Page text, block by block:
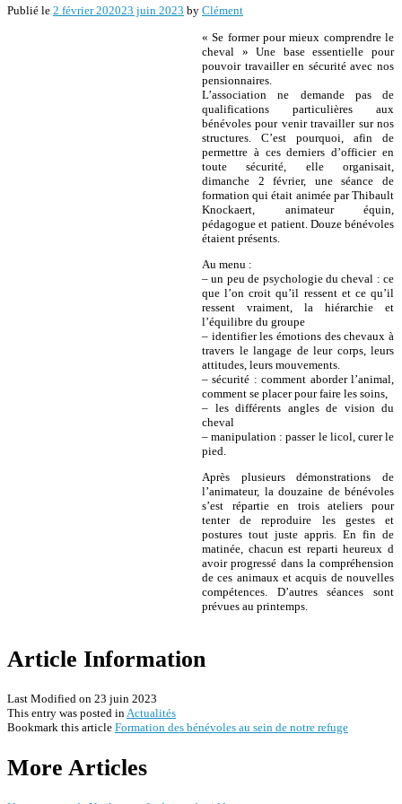
Publié le 2 février 202023 juin 2023 by Clément
« Se former pour mieux comprendre le
cheval » Une base essentielle pour
pouvoir travailler en sécurité avec nos
pensionnaires.
L’association ne demande pas de
qualifications particulières aux
bénévoles pour venir travailler sur nos
structures. C’est pourquoi, afin de
permettre à ces derniers d’officier en
toute sécurité, elle organisait,
dimanche 2 février, une séance de
formation qui était animée par Thibault
Knockaert, animateur équin,
pédagogue et patient. Douze bénévoles
étaient présents.
Au menu :
– un peu de psychologie du cheval : ce
que l’on croit qu’il ressent et ce qu’il
ressent vraiment, la hiérarchie et
l’équilibre du groupe
– identifier les émotions des chevaux à
travers le langage de leur corps, leurs
attitudes, leurs mouvements.
– sécurité : comment aborder l’animal,
comment se placer pour faire les soins,
– les différents angles de vision du
cheval
– manipulation : passer le licol, curer le
pied.
Après plusieurs démonstrations de
l’animateur, la douzaine de bénévoles
s’est répartie en trois ateliers pour
tenter de reproduire les gestes et
postures tout juste appris. En fin de
matinée, chacun est reparti heureux d
avoir progressé dans la compréhension
de ces animaux et acquis de nouvelles
compétences. D’autres séances sont
prévues au printemps.
Article Information
Last Modified on 23 juin 2023
This entry was posted inActualités
Bookmark this article Formation des bénévoles au sein de notre refuge
Post
navigation
More Articles